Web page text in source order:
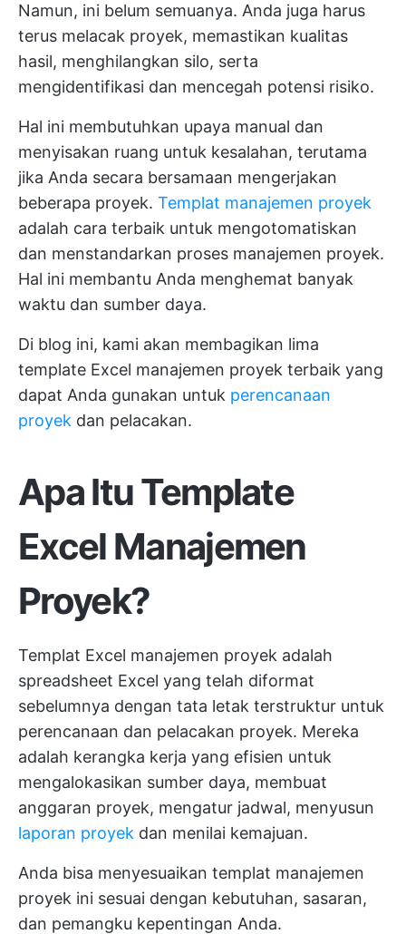
Namun, ini belum semuanya. Anda juga harus
terus melacak proyek, memastikan kualitas
hasil, menghilangkan silo, serta
mengidentifikasi dan mencegah potensi risiko.
Hal ini membutuhkan upaya manual dan
menyisakan ruang untuk kesalahan, terutama
jika Anda secara bersamaan mengerjakan
beberapa proyek. Templat manajemen proyek
adalah cara terbaik untuk mengotomatiskan
dan menstandarkan proses manajemen proyek.
Hal ini membantu Anda menghemat banyak
waktu dan sumber daya.
Di blog ini, kami akan membagikan lima
template Excel manajemen proyek terbaik yang
dapat Anda gunakan untuk perencanaan
proyek dan pelacakan.
Apa Itu Template
Excel Manajemen
Proyek?
Templat Excel manajemen proyek adalah
spreadsheet Excel yang telah diformat
sebelumnya dengan tata letak terstruktur untuk
perencanaan dan pelacakan proyek. Mereka
adalah kerangka kerja yang efisien untuk
mengalokasikan sumber daya, membuat
anggaran proyek, mengatur jadwal, menyusun
laporan proyek dan menilai kemajuan.
Anda bisa menyesuaikan templat manajemen
proyek ini sesuai dengan kebutuhan, sasaran,
dan pemangku kepentingan Anda.